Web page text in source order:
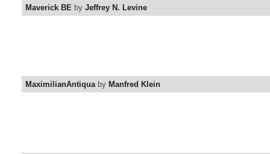
Maverick BE by Jeffrey N. Levine
MaximilianAntiquaby Manfred Klein